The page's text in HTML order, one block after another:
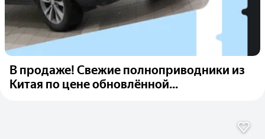
В продаже! Свежие полноприводники из
Китая по цене обновлённой...